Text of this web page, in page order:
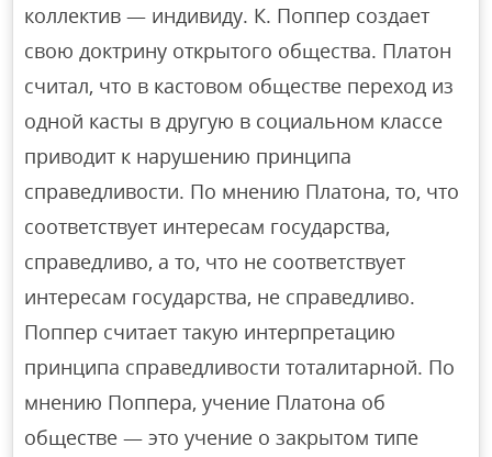
коллектив — индивиду. К. Поппер создает
свою доктрину открытого общества. Платон
считал, что в кастовом обществе переход из
одной касты в другую в социальном классе
приводит к нарушению принципа
справедливости. По мнению Платона, то, что
соответствует интересам государства,
справедливо, а то, что не соответствует
интересам государства, не справедливо.
Поппер считает такую интерпретацию
принципа справедливости тоталитарной. По
мнению Поппера, учение Платона об
обществе — это учение о закрытом типе